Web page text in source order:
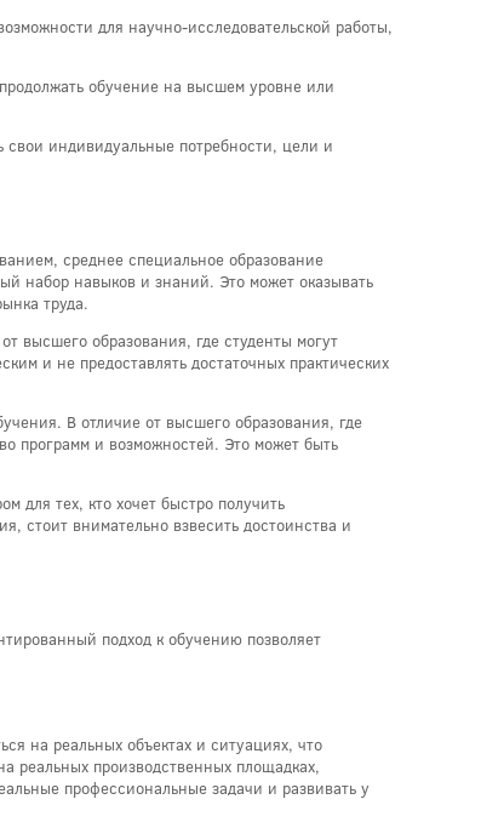
для научно-исследовательской работы,
обучение на высшем уровне или
свои индивидуальные потребности, цели и
среднее специальное образование
набор навыков и знаний. Это может оказывать
труда.
высшего образования, где студенты могут
и не предоставлять достаточных практических
В отличие от высшего образования, где
программ и возможностей. Это может быть
для тех, кто хочет быстро получить
стоит внимательно взвесить достоинства и
подход к обучению позволяет
на реальных объектах и ситуациях, что
производственных площадках,
профессиональные задачи и развивать у